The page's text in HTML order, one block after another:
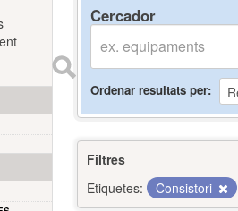
Cercador
Ordenar resultats per
Filtres
Etiquetes:
Consistori